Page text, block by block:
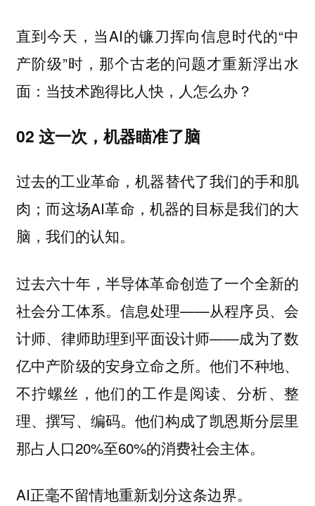
直到今天，当AI的镰刀挥向信息时代的“中
产阶级”时，那个古老的问题才重新浮出水
面：当技术跑得比人快，人怎么办？
02 这一次，机器瞄准了脑
过去的工业革命，机器替代了我们的手和肌
肉；而这场AI革命，机器的目标是我们的大
脑，我们的认知。
过去六十年，半导体革命创造了一个全新的
社会分工体系。信息处理——从程序员、会
计师、律师助理到平面设计师——成为了数
亿中产阶级的安身立命之所。他们不种地、
不拧螺丝，他们的工作是阅读、分析、整
理、撰写、编码。他们构成了凯恩斯分层里
那占人口20%至60%的消费社会主体。
AI正毫不留情地重新划分这条边界。